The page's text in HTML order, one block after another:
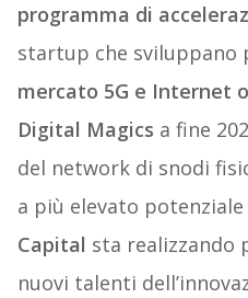
programma di
startup che
mercato 5G e Internet
Digital Magics a fine
del network di snodi
a più elevato potenziale
Capital sta realizzando
nuovi talenti